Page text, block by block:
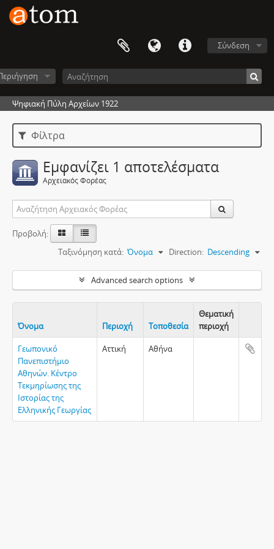
Σύνδεση
Ψηφιακή Πύλη Αρχείων 1922
Φίλτρα
Εμφανίζει 1 αποτελέσματα
Αρχειακός Φορέας
Προβολή:
Ταξινόμηση κατά: Όνομα Direction: Descending
Advanced search options
Όνομα Περιοχή Τοποθεσία
Θεματική
περιοχή
Γεωπονικό
Πανεπιστήμιο
Αθηνών. Κέντρο
Τεκμηρίωσης της
Ιστορίας της
Ελληνικής Γεωργίας
Αττική Αθήνα